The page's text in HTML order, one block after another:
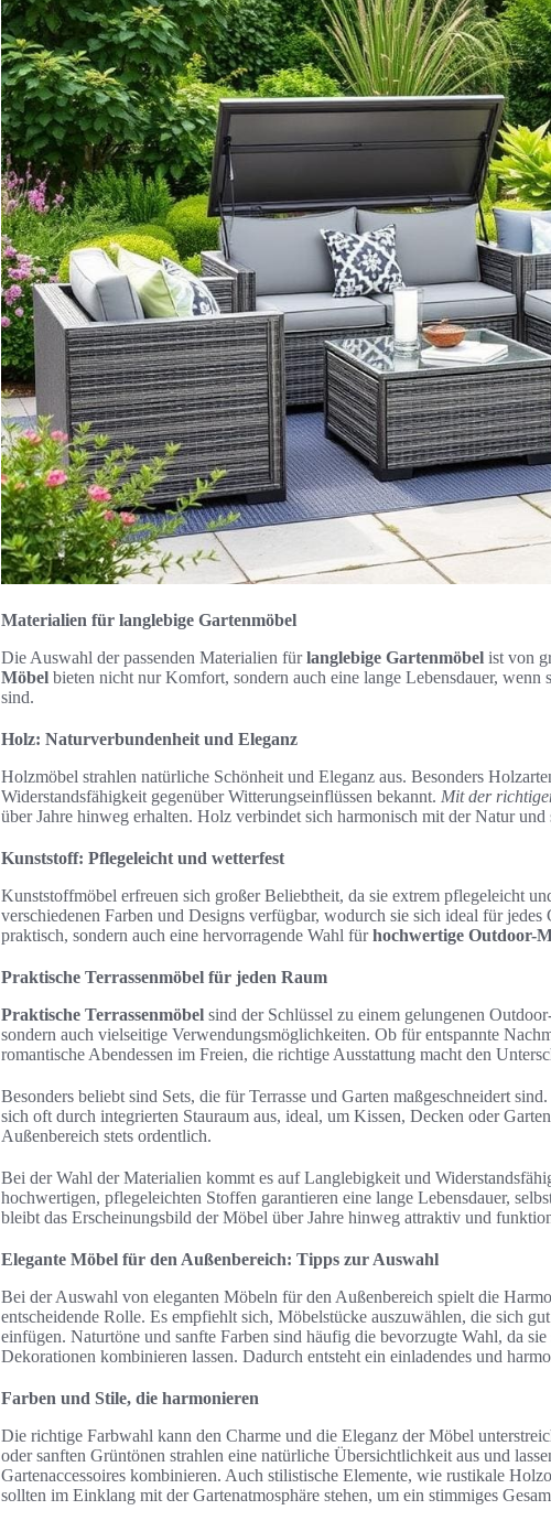
Materialien für langlebige Gartenmöbel
Die Auswahl der passenden Materialien fürlanglebige Gartenmöbel ist von
Möbel bieten nicht nur Komfort, sondern auch eine lange Lebensdauer,
sind.
Holz: Naturverbundenheit und Eleganz
Holzmöbel strahlen natürliche Schönheit und Eleganz aus. Besonders
Widerstandsfähigkeit gegenüber Witterungseinflüssen bekannt. Mit der
über Jahre hinweg erhalten. Holz verbindet sich harmonisch mit der Natur
Kunststoff: Pflegeleicht und wetterfest
Kunststoffmöbel erfreuen sich großer Beliebtheit, da sie extrem pflegeleicht
verschiedenen Farben und Designs verfügbar, wodurch sie sich ideal für
praktisch, sondern auch eine hervorragende Wahl fürhochwertige Outdoor-
Praktische Terrassenmöbel für jeden Raum
Praktische Terrassenmöbel sind der Schlüssel zu einem gelungenen
sondern auch vielseitige Verwendungsmöglichkeiten. Ob für entspannte
romantische Abendessen im Freien, die richtige Ausstattung macht den
Besonders beliebt sind Sets, die für Terrasse und Garten maßgeschneidert
sich oft durch integrierten Stauraum aus, ideal, um Kissen, Decken oder
Außenbereich stets ordentlich.
Bei der Wahl der Materialien kommt es auf Langlebigkeit und
hochwertigen, pflegeleichten Stoffen garantieren eine lange Lebensdauer,
bleibt das Erscheinungsbild der Möbel über Jahre hinweg attraktiv und
Elegante Möbel für den Außenbereich: Tipps zur Auswahl
Bei der Auswahl von eleganten Möbeln für den Außenbereich spielt die
entscheidende Rolle. Es empfiehlt sich, Möbelstücke auszuwählen, die sich
einfügen. Naturtöne und sanfte Farben sind häufig die bevorzugte Wahl, da
Dekorationen kombinieren lassen. Dadurch entsteht ein einladendes und
Farben und Stile, die harmonieren
Die richtige Farbwahl kann den Charme und die Eleganz der Möbel
oder sanften Grüntönen strahlen eine natürliche Übersichtlichkeit aus und
Gartenaccessoires kombinieren. Auch stilistische Elemente, wie rustikale
sollten im Einklang mit der Gartenatmosphäre stehen, um ein stimmiges